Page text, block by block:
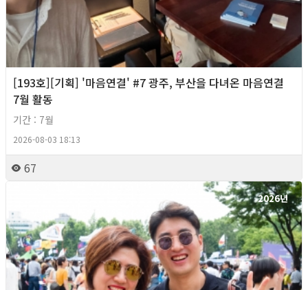
[193호][기획] '마음연결' #7 광주, 부산을 다녀온 마음연결
7월 활동
기간 : 7월
2026-08-03 18:13
67
2026년